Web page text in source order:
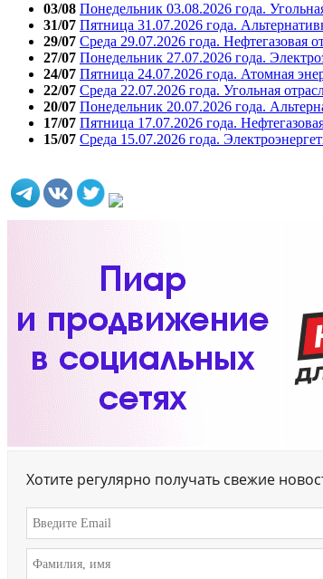
03/08 Понедельник 03.08.2026 года.
31/07 Пятница 31.07.2026 года.
29/07 Среда 29.07.2026 года. Нефтегазовая
27/07 Понедельник 27.07.2026 года.
24/07 Пятница 24.07.2026 года. Атомная
22/07 Среда 22.07.2026 года. Угольная
20/07 Понедельник 20.07.2026 года.
17/07 Пятница 17.07.2026 года.
15/07 Среда 15.07.2026 года.
Хотите регулярно получать свежие